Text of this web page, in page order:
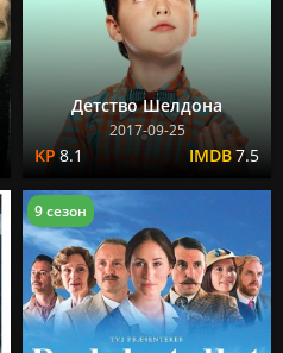
Детство Шелдона
2017-09-25
8.1 7.5
9 сезон